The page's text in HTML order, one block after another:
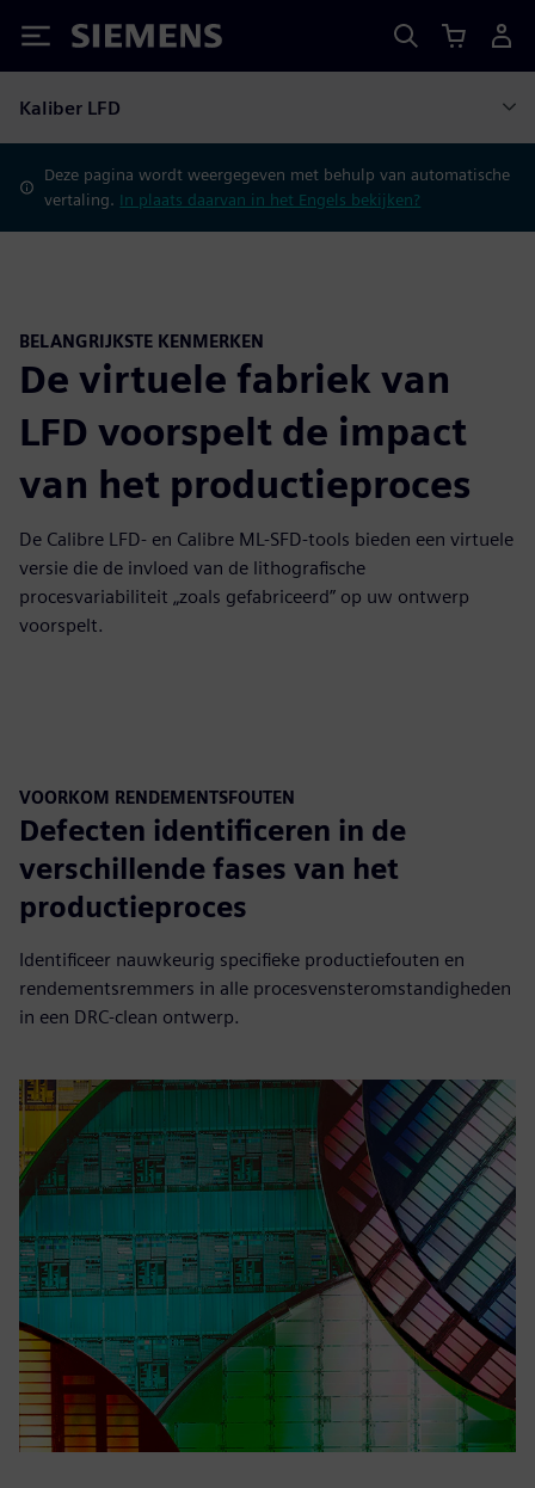
Siemens
Kaliber LFD
Deze pagina wordt weergegeven met behulp van automatische
vertaling. In plaats daarvan in het Engels bekijken?
BELANGRIJKSTE KENMERKEN
De virtuele fabriek van
LFD voorspelt de impact
van het productieproces
De Calibre LFD- en Calibre ML-SFD-tools bieden een virtuele
versie die de invloed van de lithografische
procesvariabiliteit „zoals gefabriceerd” op uw ontwerp
voorspelt.
VOORKOM RENDEMENTSFOUTEN
Defecten identificeren in de
verschillende fases van het
productieproces
Identificeer nauwkeurig specifieke productiefouten en
rendementsremmers in alle procesvensteromstandigheden
in een DRC-clean ontwerp.